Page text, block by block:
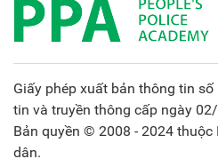
Giấy phép xuất bản thông tin
tin và truyền thông cấp ngày
Bản quyền © 2008 - 2024 thuộc
dân.